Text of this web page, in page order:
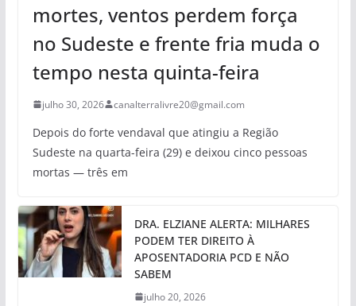
mortes, ventos perdem força
no Sudeste e frente fria muda o
tempo nesta quinta-feira
julho 30, 2026 canalterralivre20@gmail.com
Depois do forte vendaval que atingiu a Região
Sudeste na quarta-feira (29) e deixou cinco pessoas
mortas — três em
DRA. ELZIANE ALERTA: MILHARES
PODEM TER DIREITO À
APOSENTADORIA PCD E NÃO
SABEM
julho 20, 2026